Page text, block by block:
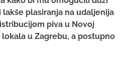
lakše plasiranja na udaljenija
piva u Novoj
u Zagrebu, a postupno